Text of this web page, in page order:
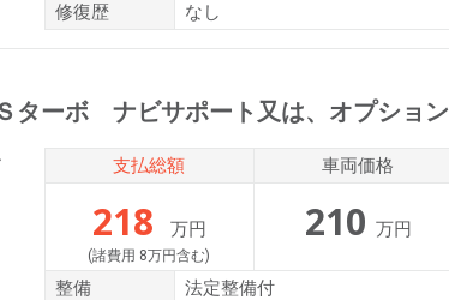
修復歴
なし
ーボ ナビサポート又は、オプション
支払総額
218 万円
(諸費用 8万円含む)
車両価格
210 万円
整備
法定整備付